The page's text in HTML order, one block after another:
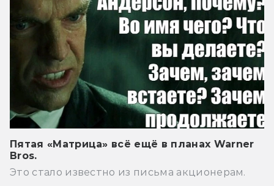
Пятая «Матрица» всё ещё в планах Warner
Bros.
Это стало известно из письма акционерам.